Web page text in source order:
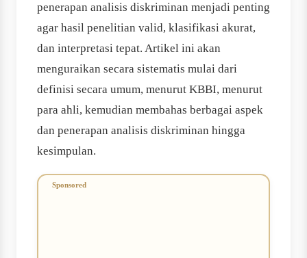
penerapan analisis diskriminan menjadi penting
agar hasil penelitian valid, klasifikasi akurat,
dan interpretasi tepat. Artikel ini akan
menguraikan secara sistematis mulai dari
definisi secara umum, menurut KBBI, menurut
para ahli, kemudian membahas berbagai aspek
dan penerapan analisis diskriminan hingga
kesimpulan.